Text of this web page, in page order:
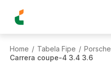
Home / Tabela Fipe / Porsche
Carrera coupe-4 3.4 3.6